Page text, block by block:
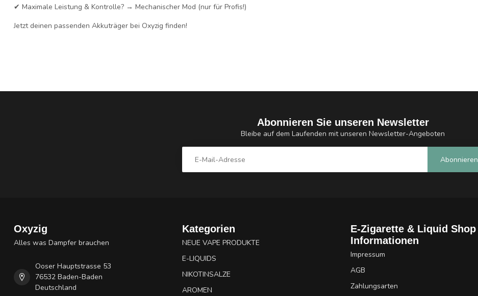
✔ Maximale Leistung & Kontrolle? → Mechanischer Mod (nur für Profis!)
Jetzt deinen passenden Akkuträger bei Oxyzig finden!
Abonnieren Sie unseren Newsletter
Bleibe auf dem Laufenden mit unseren Newsletter-Angeboten
Abonnieren
Oxyzig
Alles was Dampfer brauchen
Ooser Hauptstrasse 53
76532 Baden-Baden
Deutschland
Kategorien
NEUE VAPE PRODUKTE
E-LIQUIDS
NIKOTINSALZE
AROMEN
E-Zigarette & Liquid Shop
Informationen
Impressum
AGB
Zahlungsarten